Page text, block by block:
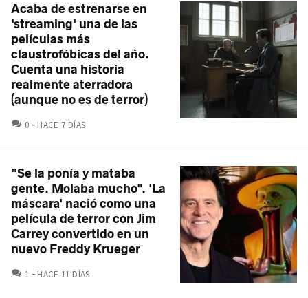
Acaba de estrenarse en
'streaming' una de las
películas más
claustrofóbicas del año.
Cuenta una historia
realmente aterradora
(aunque no es de terror)
0 COMENTARIOS
HACE 7 DÍAS
"Se la ponía y mataba
gente. Molaba mucho". 'La
máscara' nació como una
película de terror con Jim
Carrey convertido en un
nuevo Freddy Krueger
1 COMENTARIOS
HACE 11 DÍAS